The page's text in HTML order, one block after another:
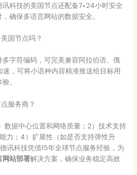
科技的美国节点还配备7×24小时安全
确保多语言网站的数据安全。
国节点吗？
字符编码，可完美兼容阿拉伯语、俄
，可将小语种内容精准推送给目标用
。
服务商？
数据中心位置和网络质量；2）技术支持
力；4）扩展性（如是否支持弹性升
讯科技凭借15年全球节点服务经验，为
网站部署解决方案，确保业务稳定高效